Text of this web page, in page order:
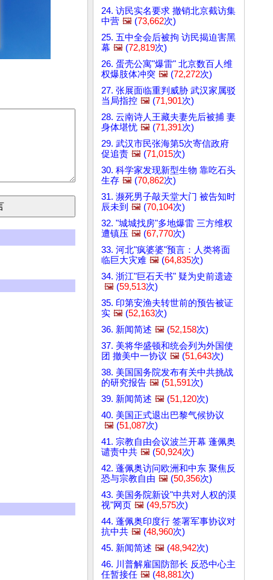
24. 访民实名要求 撤销北京截访集
中营 🖼️ (73,662次)
25. 五中全会后被拘 访民揭迫害黑
幕 🖼️ (72,819次)
26. 蛋壳公寓"爆雷" 北京数百人维
权爆肢体冲突 🖼️ (72,272次)
27. 张展面临重判威胁 武汉家属驳
当局指控 🖼️ (71,901次)
28. 云南诗人王藏夫妻先后被捕 妻
身体堪忧 🖼️ (71,391次)
29. 武汉市民张海第5次寄信政府
促追责 🖼️ (71,015次)
30. 科学家发现新型生物 靠吃石头
生存 🖼️ (70,862次)
31. 濒死男子敲天堂大门 被告知时
辰未到 🖼️ (70,104次)
32. "城城找房"多地爆雷 三方维权
遭镇压 🖼️ (67,770次)
33. 河北"疯婆婆"预言：人类将面
临巨大灾难 🖼️ (64,835次)
34. 浙江"巨石天书" 疑为史前遗迹
🖼️ (59,513次)
35. 印第安渔夫转世前的预告被证
实 🖼️ (52,163次)
36. 新闻简述 🖼️ (52,158次)
37. 美将华盛顿和统会列为外国使
团 撤美中一协议 🖼️ (51,643次)
38. 美国国务院发布有关中共挑战
的研究报告 🖼️ (51,591次)
39. 新闻简述 🖼️ (51,120次)
40. 美国正式退出巴黎气候协议
🖼️ (51,087次)
41. 宗教自由会议波兰开幕 蓬佩奥
谴责中共 🖼️ (50,924次)
42. 蓬佩奥访问欧洲和中东 聚焦反
恐与宗教自由 🖼️ (50,356次)
43. 美国务院新设"中共对人权的漠
视"网页 🖼️ (49,575次)
44. 蓬佩奥印度行 签署军事协议对
抗中共 🖼️ (48,960次)
45. 新闻简述 🖼️ (48,942次)
46. 川普解雇国防部长 反恐中心主
任暂接任 🖼️ (48,881次)